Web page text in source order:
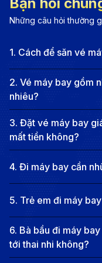
Hiện tại, chưa có
đến các thành phố
cùng. Tùy vào
thời gian di chuyển
bao gồm cả thời
Việc lựa chọn
thời gian và chi phí,
hơn. Dưới đây là
đi Minneapolis,
lựa chọn phù hợp
Đà Lạt - TP. Hồ
Korean Air và
này với điểm
Những câu hỏi thường
1. Cách để săn vé
2. Vé máy bay gồm
nhiêu?
3. Đặt vé máy bay
mất tiền không?
4. Đi máy bay cần
5. Trẻ em đi máy
6. Bà bầu đi máy
tới thai nhi không?